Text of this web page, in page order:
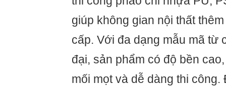
giúp không gian nội thất
cấp. Với đa dạng mẫu mã từ
đại, sản phẩm có độ bền
mối mọt và dễ dàng thi